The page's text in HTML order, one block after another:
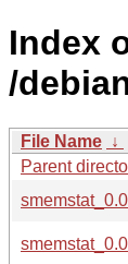
Index
/
File Name ↓
Parent